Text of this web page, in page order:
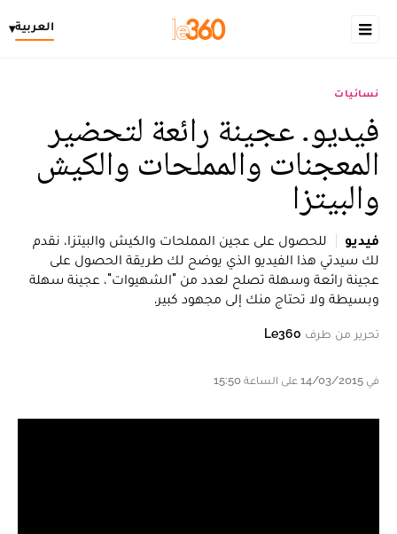
العربية▾
نسائيات
فيديو. عجينة رائعة لتحضير
المعجنات والمملحات والكيش
والبيتزا
فيديو
للحصول على عجين المملحات والكيش والبيتزا، نقدم
لك سيدتي هذا الفيديو الذي يوضح لك طريقة الحصول على
عجينة رائعة وسهلة تصلح لعدد من "الشهيوات"، عجينة سهلة
وبسيطة ولا تحتاج منك إلى مجهود كبير.
تحرير من طرف Le360
في 14/03/2015 على الساعة 15:50